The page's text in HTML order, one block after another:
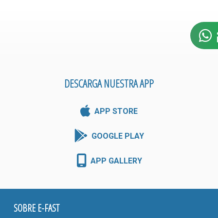
DESCARGA NUESTRA APP
APP STORE
GOOGLE PLAY
APP GALLERY
SOBRE E-FAST